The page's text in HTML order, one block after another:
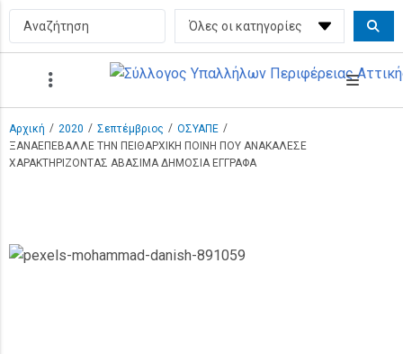
Αρχική / 2020 / Σεπτέμβριος / ΟΣΥΑΠΕ /
ΞΑΝΑΕΠΕΒΑΛΛΕ ΤΗΝ ΠΕΙΘΑΡΧΙΚΗ ΠΟΙΝΗ ΠΟΥ ΑΝΑΚΑΛΕΣΕ
ΧΑΡΑΚΤΗΡΙΖΟΝΤΑΣ ΑΒΑΣΙΜΑ ΔΗΜΟΣΙΑ ΕΓΓΡΑΦΑ